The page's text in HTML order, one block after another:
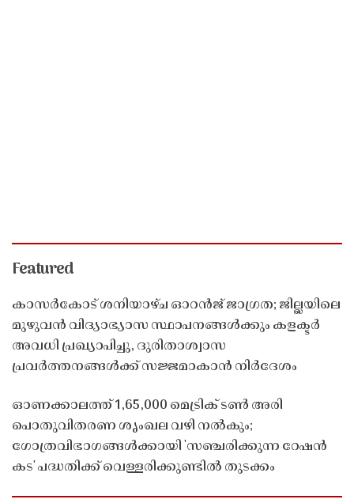
Featured
കാസർകോട് ശനിയാഴ്ച ഓറൻജ് ജാഗ്രത; ജില്ലയിലെ
മുഴുവൻ വിദ്യാഭ്യാസ സ്ഥാപനങ്ങൾക്കും കളക്ടർ
അവധി പ്രഖ്യാപിച്ചു, ദുരിതാശ്വാസ
പ്രവർത്തനങ്ങൾക്ക് സജ്ജമാകാൻ നിർദേശം
ഓണക്കാലത്ത് 1,65,000 മെട്രിക് ടൺ അരി
പൊതുവിതരണ ശൃംഖല വഴി നൽകും;
ഗോത്രവിഭാഗങ്ങൾക്കായി 'സഞ്ചരിക്കുന്ന റേഷൻ
കട' പദ്ധതിക്ക് വെള്ളരിക്കുണ്ടിൽ തുടക്കം